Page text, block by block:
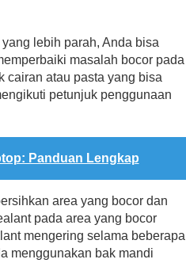
lebih parah, Anda bisa
masalah bocor pada
cairan atau pasta yang bisa
petunjuk penggunaan
Panduan Lengkap
area yang bocor dan
pada area yang bocor
mengering selama beberapa
menggunakan bak mandi